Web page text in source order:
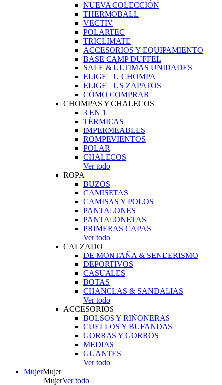
NUEVA COLECCIÓN
THERMOBALL
VECTIV
POLARTEC
TRICLIMATE
ACCESORIOS Y EQUIPAMIENTO
BASE CAMP DUFFEL
SALE & ÚLTIMAS UNIDADES
ELIGE TU CHOMPA
ELIGE TUS ZAPATOS
CÓMO COMPRAR
CHOMPAS Y CHALECOS
3 EN 1
TÉRMICAS
IMPERMEABLES
ROMPEVIENTOS
POLAR
CHALECOS
Ver todo
ROPA
BUZOS
CAMISETAS
CAMISAS Y POLOS
PANTALONES
PANTALONETAS
PRIMERAS CAPAS
Ver todo
CALZADO
DE MONTAÑA & SENDERISMO
DEPORTIVOS
CASUALES
BOTAS
CHANCLAS & SANDALIAS
Ver todo
ACCESORIOS
BOLSOS Y RIÑONERAS
CUELLOS Y BUFANDAS
GORRAS Y GORROS
MEDIAS
GUANTES
Ver todo
MujerMujer
MujerVer todo